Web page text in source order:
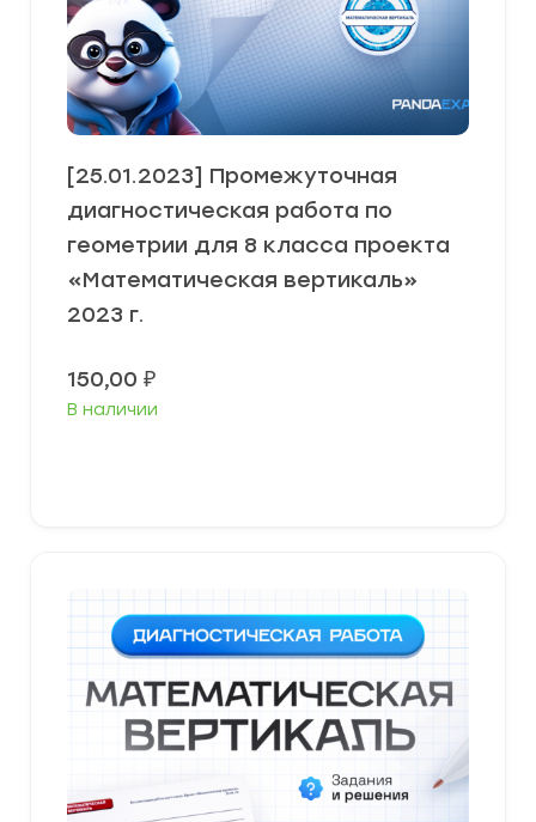
[25.01.2023] Промежуточная
диагностическая работа по
геометрии для 8 класса проекта
«Математическая вертикаль»
2023 г.
150,00 ₽
В наличии